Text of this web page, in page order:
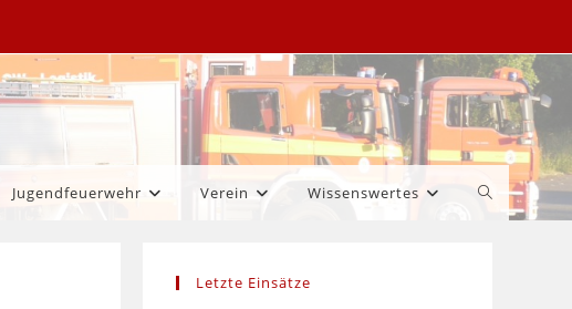
Jugendfeuerwehr Verein Wissenswertes Website-
Letzte Einsätze